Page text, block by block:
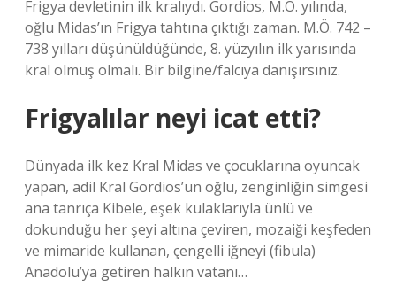
Frigya devletinin ilk kralıydı. Gordios, M.Ö. yılında,
oğlu Midas’ın Frigya tahtına çıktığı zaman. M.Ö. 742 –
738 yılları düşünüldüğünde, 8. yüzyılın ilk yarısında
kral olmuş olmalı. Bir bilgine/falcıya danışırsınız.
Frigyalılar neyi icat etti?
Dünyada ilk kez Kral Midas ve çocuklarına oyuncak
yapan, adil Kral Gordios’un oğlu, zenginliğin simgesi
ana tanrıça Kibele, eşek kulaklarıyla ünlü ve
dokunduğu her şeyi altına çeviren, mozaiği keşfeden
ve mimaride kullanan, çengelli iğneyi (fibula)
Anadolu’ya getiren halkın vatanı…